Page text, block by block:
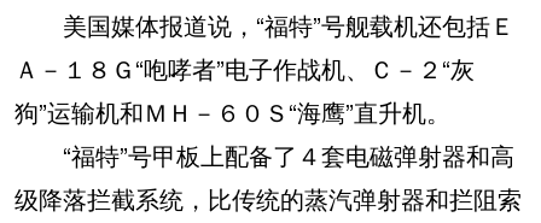
美国媒体报道说，“福特”号舰载机还包括Ｅ
Ａ－１８Ｇ“咆哮者”电子作战机、Ｃ－２“灰
狗”运输机和ＭＨ－６０Ｓ“海鹰”直升机。
“福特”号甲板上配备了４套电磁弹射器和高
级降落拦截系统，比传统的蒸汽弹射器和拦阻索